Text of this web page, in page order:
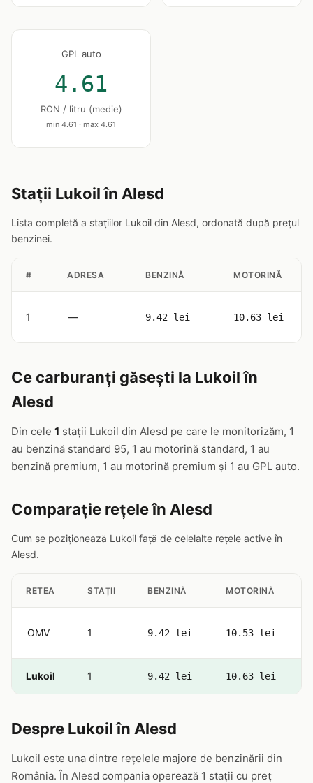
GPL auto
4.61
RON / litru (medie)
min 4.61 · max 4.61
Stații Lukoil în Alesd
Lista completă a stațiilor Lukoil din Alesd, ordonată după prețul
benzinei.
# ADRESA BENZINĂ MOTORINĂ
1 — 9.42 lei 10.63 lei
Ce carburanți găsești la Lukoil în
Alesd
Din cele 1 stații Lukoil din Alesd pe care le monitorizăm, 1
au benzină standard 95, 1 au motorină standard, 1 au
benzină premium, 1 au motorină premium și 1 au GPL auto.
Comparație rețele în Alesd
Cum se poziționează Lukoil față de celelalte rețele active în
Alesd.
RETEA STAȚII BENZINĂ MOTORINĂ
OMV 1 9.42 lei 10.53 lei
Lukoil 1 9.42 lei 10.63 lei
Despre Lukoil în Alesd
Lukoil este una dintre rețelele majore de benzinării din
România. În Alesd compania operează 1 stații cu preț